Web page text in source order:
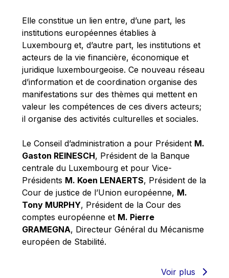
Michael Sohlman
Michel Goedert
Mireille Delmas-Marty
Nobuo Tanaka
Otmar Issing
Paolo Mengozzi
Paschal Donohoe
Pat Cox
Patrizia Nanz
Philippe Maystadt
Pierre Gramegna
Richard Pelly
Robert Goebbels
Robert REYNDERS
Elle constitue un lien entre, d’une part, les
institutions européennes établies à
Luxembourg et, d’autre part, les institutions et
acteurs de la vie financière, économique et
juridique luxembourgeoise. Ce nouveau réseau
d’information et de coordination organise des
manifestations sur des thèmes qui mettent en
valeur les compétences de ces divers acteurs;
il organise des activités culturelles et sociales.
Le Conseil d’administration a pour Président M.
Gaston REINESCH, Président de la Banque
centrale du Luxembourg et pour Vice-
Présidents M. Koen LENAERTS, Président de la
Cour de justice de l’Union européenne, M.
Tony MURPHY, Président de la Cour des
comptes européenne et M. Pierre
GRAMEGNA, Directeur Général du Mécanisme
européen de Stabilité.
Voir plus